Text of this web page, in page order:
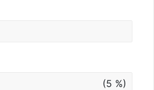
(5 %)